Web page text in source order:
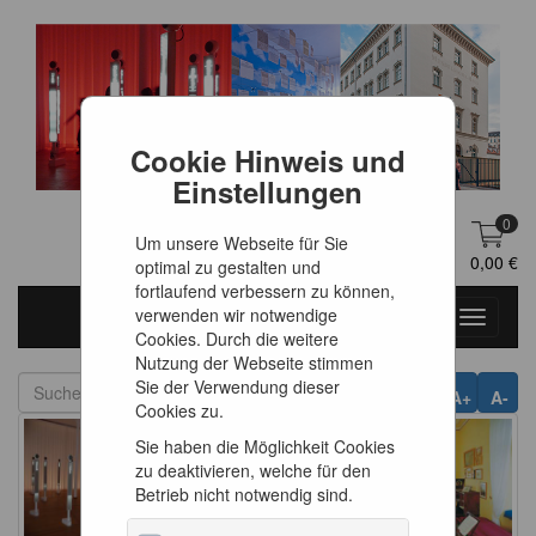
Cookie Hinweis und
Einstellungen
Um unsere Webseite für Sie
optimal zu gestalten und
fortlaufend verbessern zu können,
verwenden wir notwendige
Cookies. Durch die weitere
Nutzung der Webseite stimmen
Sie der Verwendung dieser
Cookies zu.
Sie haben die Möglichkeit Cookies
zu deaktivieren, welche für den
Betrieb nicht notwendig sind.
DE
0
0,00 €
Toggle
A-
A+